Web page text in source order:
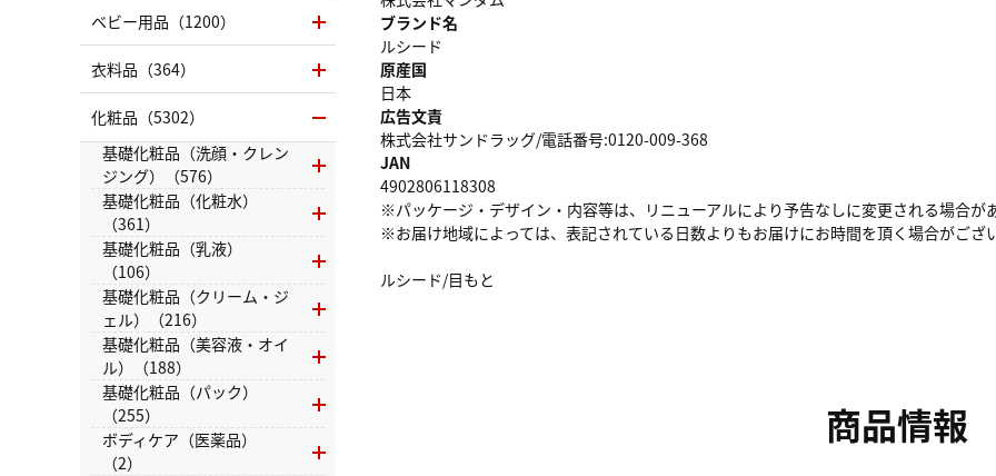
ブランド名
ルシード
原産国
日本
広告文責
株式会社サンドラッグ/電話番号:0120-009-368
JAN
4902806118308
※パッケージ・デザイン・内容等は、リニューアルにより予告なしに変更される場合が
※お届け地域によっては、表記されている日数よりもお届けにお時間を頂く場合がござい
ルシード/目もと
商品情報
ベビー用品（1200）
衣料品（364）
化粧品（5302）
基礎化粧品（洗顔・クレン
ジング）（576）
基礎化粧品（化粧水）
（361）
基礎化粧品（乳液）
（106）
基礎化粧品（クリーム・ジ
ェル）（216）
基礎化粧品（美容液・オイ
ル）（188）
基礎化粧品（パック）
（255）
ボディケア（医薬品）
（2）